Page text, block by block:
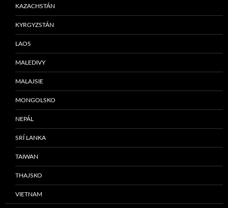
KAZACHSTÁN
KYRGYZSTÁN
LAOS
MALEDIVY
MALAJSIE
MONGOLSKO
NEPÁL
SRÍ LANKA
TAIWAN
THAJSKO
VIETNAM